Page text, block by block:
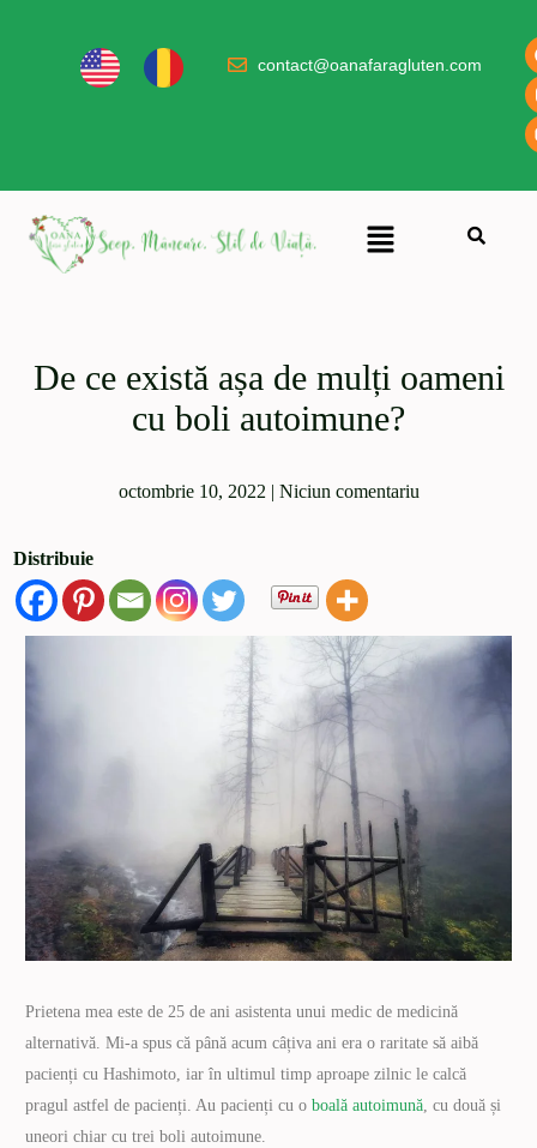
contact@oanafaragluten.com
De ce există așa de mulți oameni
cu boli autoimune?
octombrie 10, 2022 | Niciun comentariu
Distribuie
Prietena mea este de 25 de ani asistenta unui medic de medicină
alternativă. Mi-a spus că până acum câțiva ani era o raritate să aibă
pacienți cu Hashimoto, iar în ultimul timp aproape zilnic le calcă
pragul astfel de pacienți. Au pacienți cu oboală autoimună , cu două și
uneori chiar cu trei boli autoimune.